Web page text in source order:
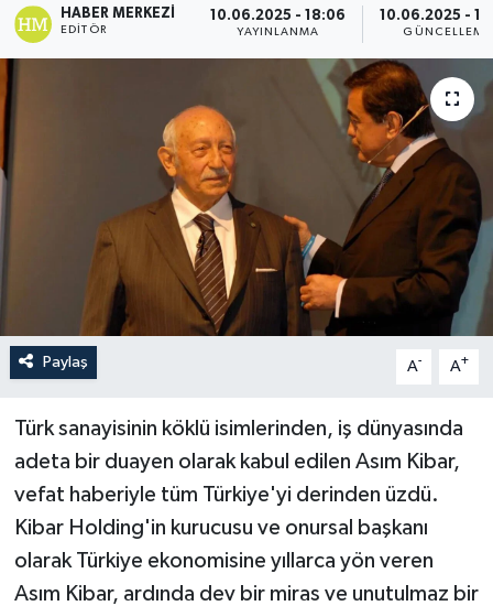
HABER MERKEZI
EDITÖR
10.06.2025 - 18:06
YAYINLANMA
10.06.2025 -
GÜNCELLEME
Paylaş A- A+
Türk sanayisinin köklü isimlerinden, iş dünyasında
adeta bir duayen olarak kabul edilen Asım Kibar,
vefat haberiyle tüm Türkiye'yi derinden üzdü.
Kibar Holding'in kurucusu ve onursal başkanı
olarak Türkiye ekonomisine yıllarca yön veren
Asım Kibar, ardında dev bir miras ve unutulmaz bir